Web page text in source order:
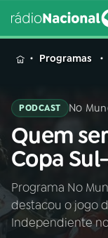
MENU
Buscar
na
Rádio
Nacional
Programas
PODCAST No
Quem
Copa
Programa No
destacou o jogo
Independiente